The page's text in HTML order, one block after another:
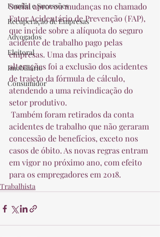
Família e Sucessões
Recuperação de Empresas
Advogados
Eleitoral
Imobiliário
Consumidor
Social aprovou mudanças no chamado
Fator Acidentário de Prevenção (FAP),
que incide sobre a alíquota do seguro
acidente de trabalho pago pelas
empresas. Uma das principais
alterações foi a exclusão dos acidentes
de trajeto da fórmula de cálculo,
atendendo a uma reivindicação do
setor produtivo.
acidentes de trabalho que não geraram
concessão de benefícios, exceto nos
casos de óbito. As novas regras entram
em vigor no próximo ano, com efeito
para os empregadores em 2018.
Trabalhista